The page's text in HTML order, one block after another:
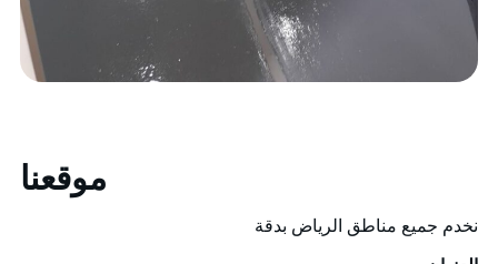
موقعنا
نخدم جميع مناطق الرياض بدقة